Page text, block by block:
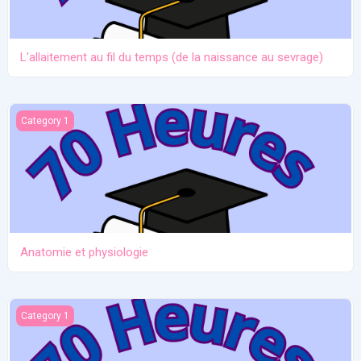
L'allaitement au fil du temps (de la naissance au sevrage)
Anatomie et physiologie
Category 1
Anatomie et physiologie
Ictère et hypoglycémie
Category 1